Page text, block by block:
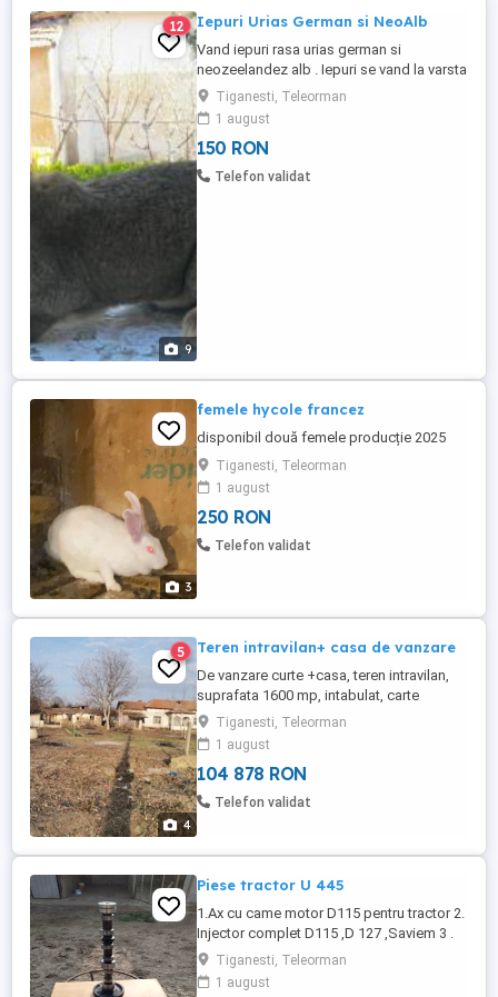
9
12 Iepuri Urias German si NeoAlb
Vand iepuri rasa urias german si
neozeelandez alb . Iepuri se vand la varsta
de 2 luni. Pret: Urias German-150 ei
Neozeelandez alb - 100 lei
Tiganesti, Teleorman
1 august
150 RON
Telefon validat
3
femele hycole francez
disponibil două femele producție 2025
Tiganesti, Teleorman
1 august
250 RON
Telefon validat
4
5 Teren intravilan+ casa de vanzare
De vanzare curte +casa, teren intravilan,
suprafata 1600 mp, intabulat, carte
funciara, acte la zi. Terenul este situat cu
deschidere pe doua strazi, o latura avand
27m iar cealalta 53m. Ideal pentru a
construi un duplex sau a deschide o
afacere. Zona linistita, acces rapid, drum
Tiganesti, Teleorman
1 august
104 878 RON
Telefon validat
Piese tractor U 445
1.Ax cu came motor D115 pentru tractor 2.
Injector complet D115 ,D 127 ,Saviem 3 .
Releu înseriere auto de la 24 volți la 12
volți ,releul este nou ,nu a fost folosit
niciodată 4 . Centură frânare U 445 lățime
Tiganesti, Teleorman
1 august